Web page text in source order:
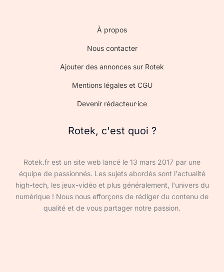
À propos
Nous contacter
Ajouter des annonces sur Rotek
Mentions légales et CGU
Devenir rédacteur·ice
Rotek, c'est quoi ?
Rotek.fr est un site web lancé le 13 mars 2017 par une
équipe de passionnés. Les sujets abordés sont l'actualité
high-tech, les jeux-vidéo et plus généralement, l'univers du
numérique ! Nous nous efforçons de rédiger du contenu de
qualité et de vous partager notre passion.